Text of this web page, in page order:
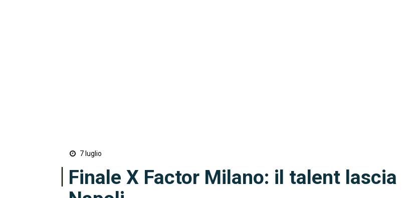
7 luglio
Finale X Factor Milano: il talent lascia